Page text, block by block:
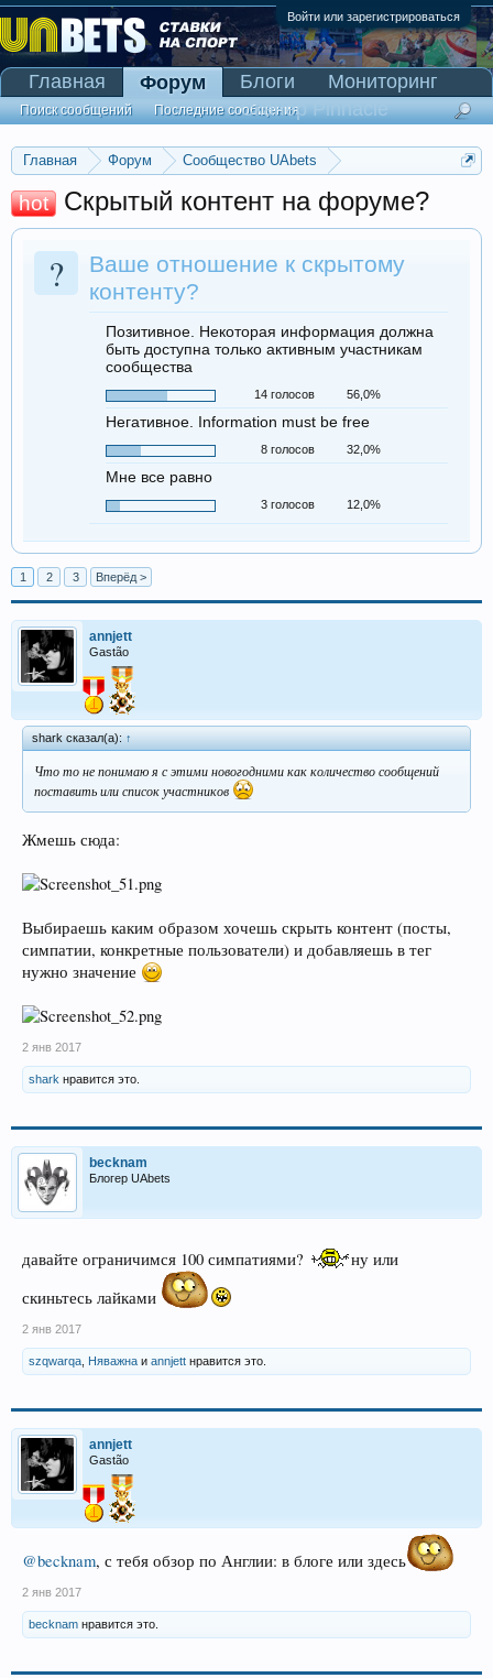
Войти или зарегистрироваться
Главная Форум
Сообщество UAbets
Вопросы по сообществу
hot Скрытый контент на форуме?
?
Ваше отношение к скрытому
контенту?
Позитивное. Некоторая информация должна
быть доступна только активным участникам
сообщества
14 голосов 56,0%
Негативное. Information must be free
8 голосов 32,0%
Мне все равно
3 голосов 12,0%
1 2 3 Вперёд >
annjett
Gastão
shark сказал(а): ↑
Что то не понимаю я с этими новогодними как количество сообщений
поставить или список участников
Жмешь сюда:
Выбираешь каким образом хочешь скрыть контент (посты,
симпатии, конкретные пользователи) и добавляешь в тег
нужно значение
2 янв 2017
shark нравится это.
becknam
Блогер UAbets
давайте ограничимся 100 симпатиями?
ну или
скиньтесь лайками
2 янв 2017
szqwarqa Няважна и annjett нравится это.
annjett
Gastão
@becknam, с тебя обзор по Англии: в блоге или здесь
2 янв 2017
becknam нравится это.
Главная Форум
Поиск сообщений Последние сообщения
Блоги
Мониторинг
Сканер Pinnacle